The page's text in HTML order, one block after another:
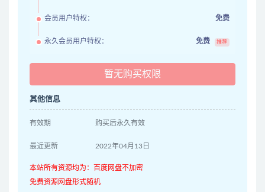
会员用户特权： 免费
永久会员用户特权： 免费 推荐
暂无购买权限
其他信息
有效期 购买后永久有效
最近更新 2022年04月13日
本站所有资源均为：百度网盘不加密
免费资源网盘形式随机